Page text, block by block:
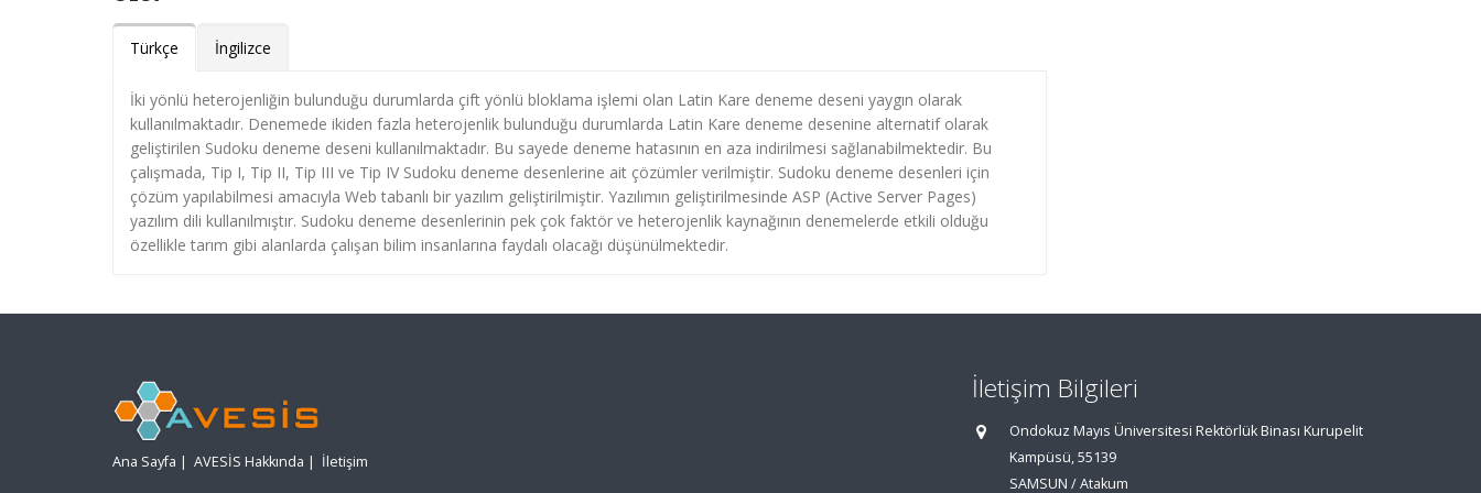
Türkçe İngilizce
İki yönlü heterojenliğin bulunduğu durumlarda çift yönlü bloklama işlemi olan Latin Kare deneme deseni yaygın olarak
kullanılmaktadır. Denemede ikiden fazla heterojenlik bulunduğu durumlarda Latin Kare deneme desenine alternatif olarak
geliştirilen Sudoku deneme deseni kullanılmaktadır. Bu sayede deneme hatasının en aza indirilmesi sağlanabilmektedir. Bu
çalışmada, Tip I, Tip II, Tip III ve Tip IV Sudoku deneme desenlerine ait çözümler verilmiştir. Sudoku deneme desenleri için
çözüm yapılabilmesi amacıyla Web tabanlı bir yazılım geliştirilmiştir. Yazılımın geliştirilmesinde ASP (Active Server Pages)
yazılım dili kullanılmıştır. Sudoku deneme desenlerinin pek çok faktör ve heterojenlik kaynağının denemelerde etkili olduğu
özellikle tarım gibi alanlarda çalışan bilim insanlarına faydalı olacağı düşünülmektedir.
Ana Sayfa | AVESİS Hakkında | İletişim
İletişim Bilgileri
Ondokuz Mayıs Üniversitesi Rektörlük Binası Kurupelit
Kampüsü, 55139
SAMSUN / Atakum